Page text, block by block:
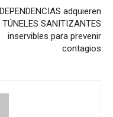
DEPENDENCIAS adquieren
TÚNELES SANITIZANTES
inservibles para prevenir
contagios